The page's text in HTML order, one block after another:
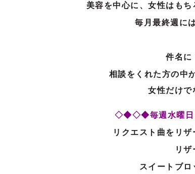
美容を中心に、女性はも
毎月最終週に
件名に
相談をくれた方の中
女性だけで
◇◆◇◆毎週水曜日
リクエスト曲をリ
リ
スイートブ